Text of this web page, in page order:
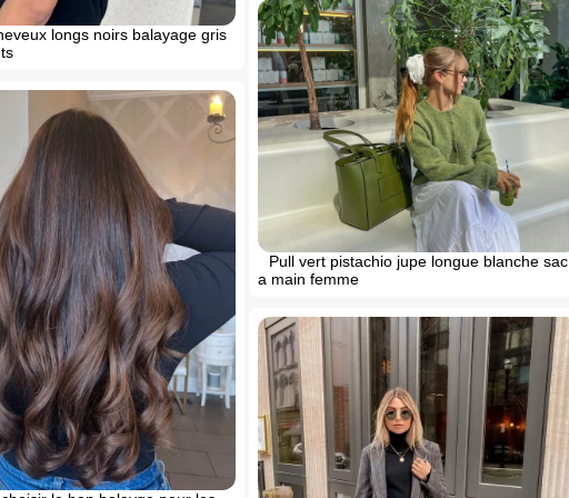
longs noirs balayage gris
Pull vert pistachio jupe longue blanche sac
a main femme